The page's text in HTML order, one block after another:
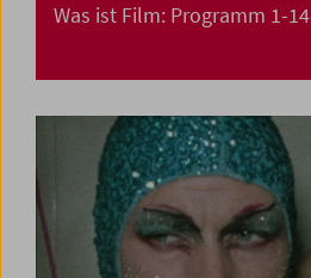
Was ist Film: Programm 1-14